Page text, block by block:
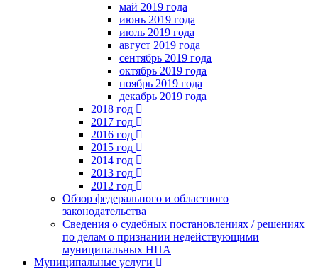
май 2019 года
июнь 2019 года
июль 2019 года
август 2019 года
сентябрь 2019 года
октябрь 2019 года
ноябрь 2019 года
декабрь 2019 года
2018 год
2017 год
2016 год
2015 год
2014 год
2013 год
2012 год
Обзор федерального и областного
законодательства
Сведения о судебных постановлениях / решениях
по делам о признании недействующими
муниципальных НПА
Муниципальные услуги